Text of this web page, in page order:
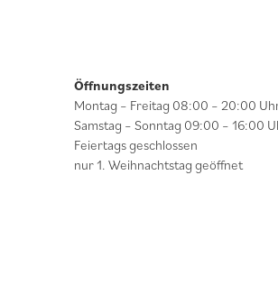
Öffnungszeiten
Montag – Freitag 08:00 – 20:00
Samstag – Sonntag 09:00 – 16:00
Feiertags geschlossen
nur 1. Weihnachtstag geöffnet